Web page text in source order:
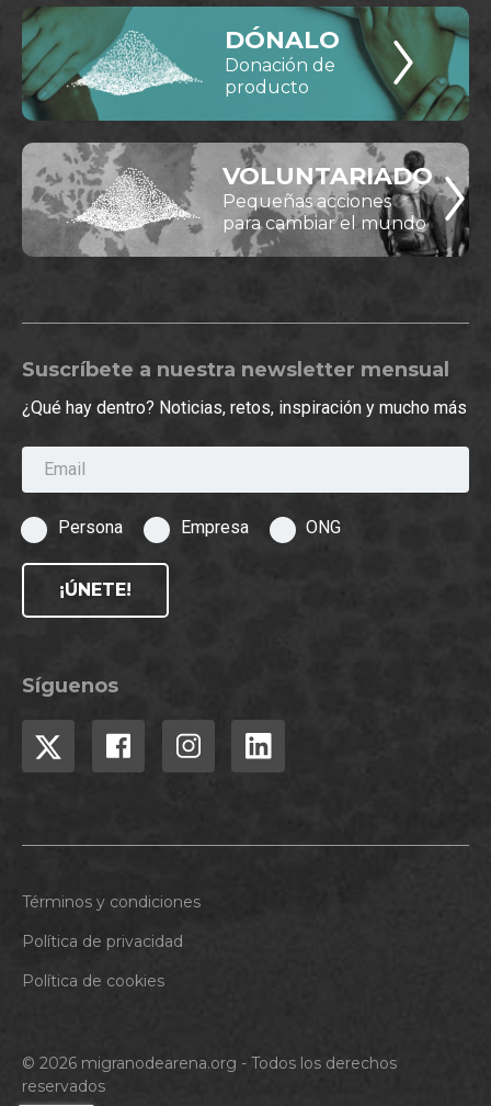
DÓNALO
Donación de
producto
VOLUNTARIADO
Pequeñas acciones
para cambiar el mundo
Suscríbete a nuestra newsletter mensual
¿Qué hay dentro? Noticias, retos, inspiración y mucho más
Email
Persona Empresa ONG
¡ÚNETE!
Síguenos
© 2026 migranodearena.org - Todos los derechos
reservados
Términos y condiciones
Política de privacidad
Política de cookies